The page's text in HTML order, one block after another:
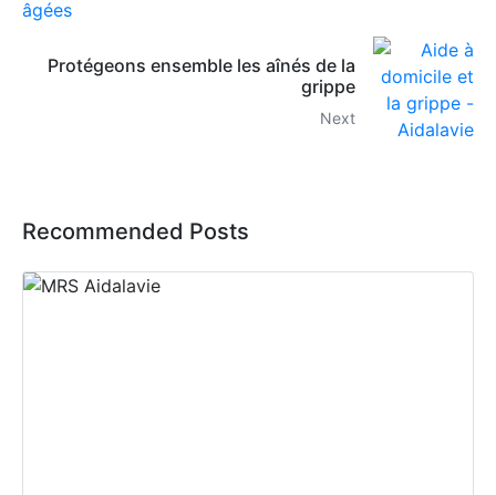
Protégeons ensemble les aînés de la
grippe
Next
Recommended Posts